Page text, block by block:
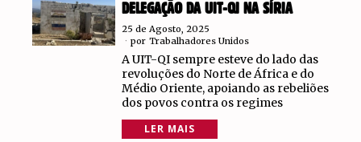
DELEGAÇÃO DA UIT-QI NA SÍRIA
25 de Agosto, 2025
por Trabalhadores Unidos
A UIT-QI sempre esteve do lado das
revoluções do Norte de África e do
Médio Oriente, apoiando as rebeliões
dos povos contra os regimes
LER MAIS